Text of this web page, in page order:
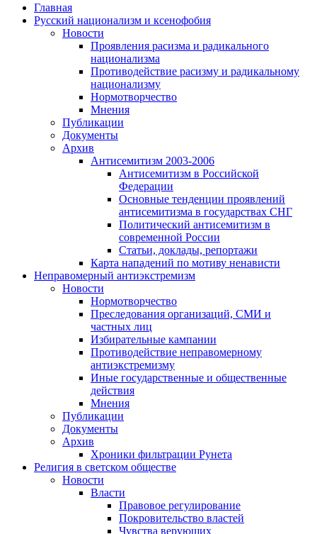
Главная
Русский национализм и ксенофобия
Новости
Проявления расизма и радикального
национализма
Противодействие расизму и радикальному
национализму
Нормотворчество
Мнения
Публикации
Документы
Архив
Антисемитизм 2003-2006
Антисемитизм в Российской
Федерации
Основные тенденции проявлений
антисемитизма в государствах СНГ
Политический антисемитизм в
современной России
Статьи, доклады, репортажи
Карта нападений по мотиву ненависти
Неправомерный антиэкстремизм
Новости
Нормотворчество
Преследования организаций, СМИ и
частных лиц
Избирательные кампании
Противодействие неправомерному
антиэкстремизму
Иные государственные и общественные
действия
Мнения
Публикации
Документы
Архив
Хроники фильтрации Рунета
Религия в светском обществе
Новости
Власти
Правовое регулирование
Покровительство властей
Чувства верующих